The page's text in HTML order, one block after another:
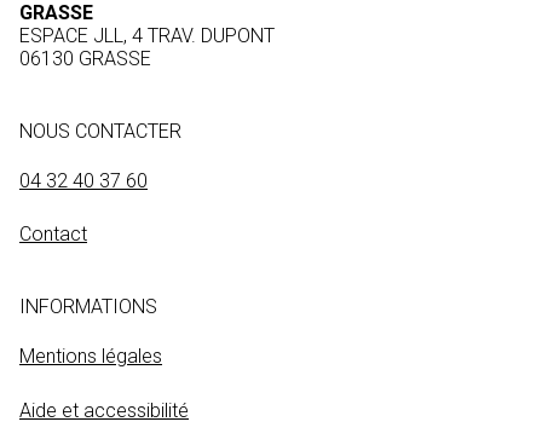
GRASSE
ESPACE JLL, 4 TRAV. DUPONT
06130 GRASSE
NOUS CONTACTER
04 32 40 37 60
Contact
INFORMATIONS
Mentions légales
Aide et accessibilité